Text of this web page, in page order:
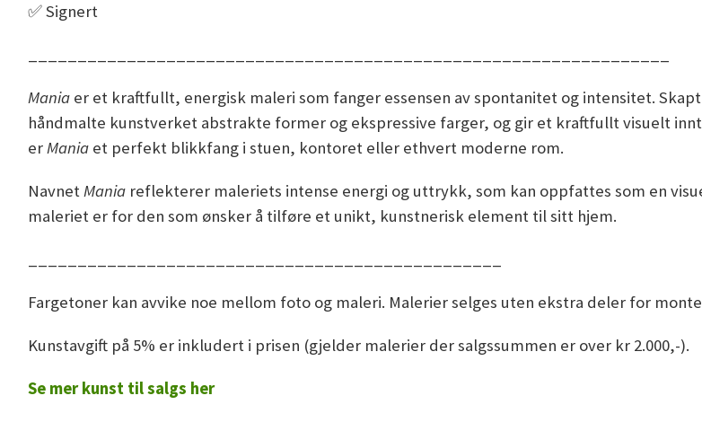
✅️ Signert
Mania er et kraftfullt, energisk maleri som fanger essensen av spontanitet og intensitet.
håndmalte kunstverket abstrakte former og ekspressive farger, og gir et kraftfullt visuelt
erMania et perfekt blikkfang i stuen, kontoret eller ethvert moderne rom.
NavnetMania reflekterer maleriets intense energi og uttrykk, som kan oppfattes som en
maleriet er for den som ønsker å tilføre et unikt, kunstnerisk element til sitt hjem.
Fargetoner kan avvike noe mellom foto og maleri. Malerier selges uten ekstra deler for
Kunstavgift på 5% er inkludert i prisen (gjelder malerier der salgssummen er over kr 2.000,-).
Se mer kunst til salgs her